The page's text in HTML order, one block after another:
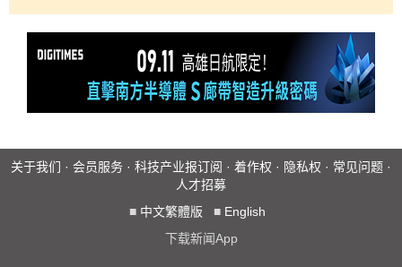
关于我们 · 会员服务 · 科技产业报订阅 · 着作权 · 隐私权 · 常见问题 ·
人才招募
■ 中文繁體版 ■ English
下载新闻App